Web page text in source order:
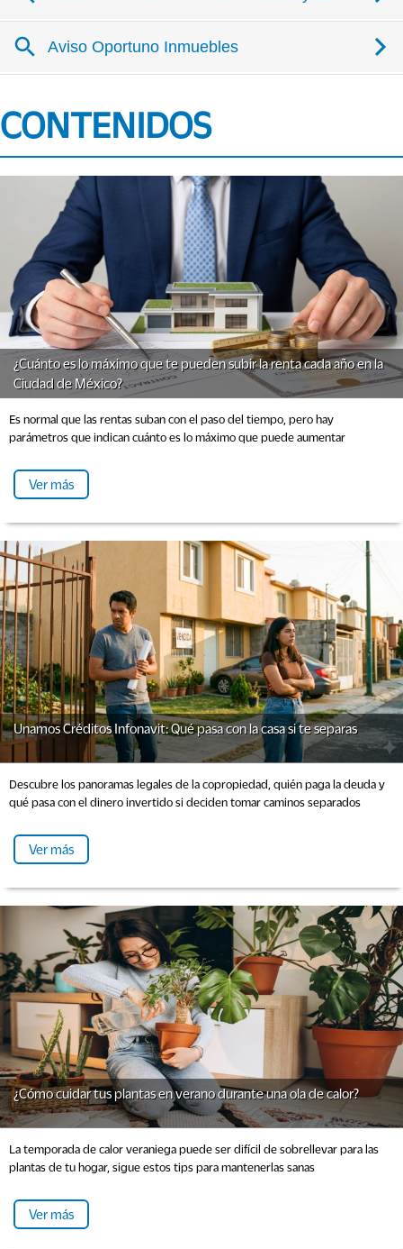
CONTENIDOS
¿Cuánto es lo máximo que te pueden subir la renta cada año en la
Ciudad de México?
Es normal que las rentas suban con el paso del tiempo, pero hay
parámetros que indican cuánto es lo máximo que puede aumentar
Ver más
Unamos Créditos Infonavit: Qué pasa con la casa si te separas
Descubre los panoramas legales de la copropiedad, quién paga la deuda y
qué pasa con el dinero invertido si deciden tomar caminos separados
Ver más
¿Cómo cuidar tus plantas en verano durante una ola de calor?
La temporada de calor veraniega puede ser difícil de sobrellevar para las
plantas de tu hogar, sigue estos tips para mantenerlas sanas
Ver más